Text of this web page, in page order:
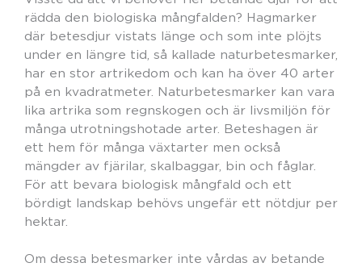
rädda den biologiska mångfalden? Hagmarker
där betesdjur vistats länge och som inte plöjts
under en längre tid, så kallade naturbetesmarker,
har en stor artrikedom och kan ha över 40 arter
på en kvadratmeter. Naturbetesmarker kan vara
lika artrika som regnskogen och är livsmiljön för
många utrotningshotade arter. Beteshagen är
ett hem för många växtarter men också
mängder av fjärilar, skalbaggar, bin och fåglar.
För att bevara biologisk mångfald och ett
bördigt landskap behövs ungefär ett nötdjur per
hektar.
Om dessa betesmarker inte vårdas av betande